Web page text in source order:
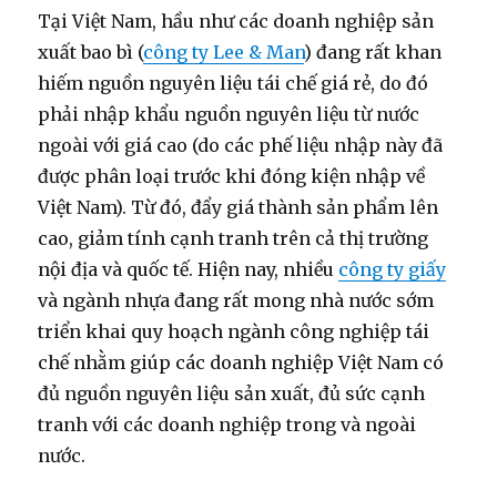
Tại Việt Nam, hầu như các doanh nghiệp sản
xuất bao bì (công ty Lee & Man) đang rất khan
hiếm nguồn nguyên liệu tái chế giá rẻ, do đó
phải nhập khẩu nguồn nguyên liệu từ nước
ngoài với giá cao (do các phế liệu nhập này đã
được phân loại trước khi đóng kiện nhập về
Việt Nam). Từ đó, đẩy giá thành sản phẩm lên
cao, giảm tính cạnh tranh trên cả thị trường
nội địa và quốc tế. Hiện nay, nhiều công ty giấy
và ngành nhựa đang rất mong nhà nước sớm
triển khai quy hoạch ngành công nghiệp tái
chế nhằm giúp các doanh nghiệp Việt Nam có
đủ nguồn nguyên liệu sản xuất, đủ sức cạnh
tranh với các doanh nghiệp trong và ngoài
nước.